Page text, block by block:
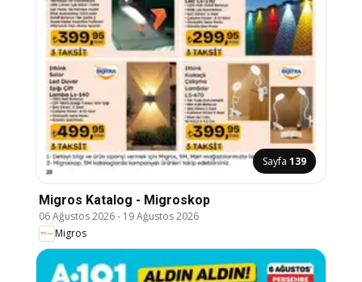
Sayfa 139
Migros Katalog - Migroskop
06 Ağustos 2026- 19 Ağustos 2026
Migros